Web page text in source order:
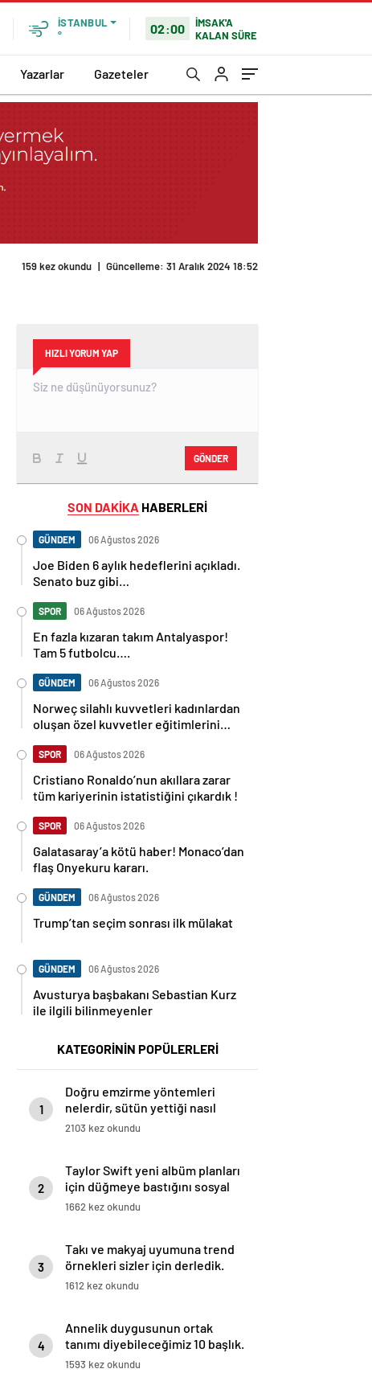
İSTANBUL
°
02:00
İMSAK'A
KALAN SÜRE
Yazarlar Gazeteler
159 kez okundu | Güncelleme: 31 Aralık 2024 18:52
HIZLI YORUM YAP
GÖNDER
SON DAKİKA HABERLERİ
GÜNDEM 06 Ağustos 2026
Joe Biden 6 aylık hedeflerini açıkladı.
Senato buz gibi…
SPOR 06 Ağustos 2026
En fazla kızaran takım Antalyaspor!
Tam 5 futbolcu….
GÜNDEM 06 Ağustos 2026
Norweç silahlı kuvvetleri kadınlardan
oluşan özel kuvvetler eğitimlerini
SPOR 06 Ağustos 2026
Cristiano Ronaldo’nun akıllara zarar
tüm kariyerinin istatistiğini çıkardık !
SPOR 06 Ağustos 2026
Galatasaray’a kötü haber! Monaco’dan
flaş Onyekuru kararı.
GÜNDEM 06 Ağustos 2026
Trump’tan seçim sonrası ilk mülakat
GÜNDEM 06 Ağustos 2026
Avusturya başbakanı Sebastian Kurz
ile ilgili bilinmeyenler
KATEGORİNİN POPÜLERLERİ
1
Doğru emzirme yöntemleri
nelerdir, sütün yettiği nasıl
anlaşılır?
2103 kez okundu
2
Taylor Swift yeni albüm planları
için düğmeye bastığını sosyal
medyadan duyurdu!
1662 kez okundu
3
Takı ve makyaj uyumuna trend
örnekleri sizler için derledik.
1612 kez okundu
4
Annelik duygusunun ortak
tanımı diyebileceğimiz 10 başlık.
1593 kez okundu